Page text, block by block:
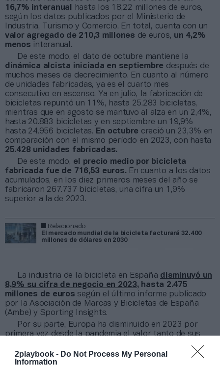
2playbook - Do Not Process My Personal
Information
16,7% interanual
hasta los 18,22 millones de euros,
según los datos publicados por el Ministerio de
Industria, Turismo y Comercio. En total, cuenta con un
valor agregado de 210,3 millones de euros, un 4,2%
menos interanual.
De este modo, el dato de octubre mantiene la
dinámica alcista iniciada en septiembre después de
muchos meses de decrecimiento. En cuanto al número
de unidades fabricadas, ya es el cuarto mes
consecutivo en ascenso. Ya en julio, la fabricación de
bicicletas repuntó un 11%, hasta 25.283 bicicletas,
mientras que en agosto se mantuvo al alza en un 2,4%,
hasta 20.883 bicicletas y en septiembre un 19,9%
hasta 24.956 bicicletas. En octubre creció un 23,3% en
comparación con el mismo período en 2023, con hasta
25.428 unidades fabricadas.
De este modo, el precio medio por bicicleta
fabricada fue de 716,53 euros. En cuanto a los datos
acumulados, en los diez primeros meses del año se
fabricaron 267.737 bicicletas, una cifra un 1,9%
superior a la de 2023.
Relacionado
El mercado mundial de la bicicleta facturará 32.400
millones de dólares en 2030
La industria de la bicicleta en España disminuyó un
8,9% su cifra de negocio en 2023, hasta 2.475
millones de euros según el último informe publicado
por la Asociación de Marcas y Bicicletas de España
(Ambe) y Sporting Insights.
Por su parte, Europa ha disminuido en 2023 por
primera vez desde la pandemia el valor tanto de sus
concreto, el sector experimentó una caída del
8,9%,hasta 19.300 millones de euros